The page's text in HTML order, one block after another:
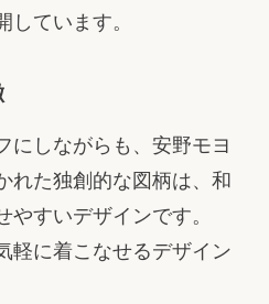
しています。
にしながらも、安野モヨ
れた独創的な図柄は、和
やすいデザインです。
軽に着こなせるデザイン